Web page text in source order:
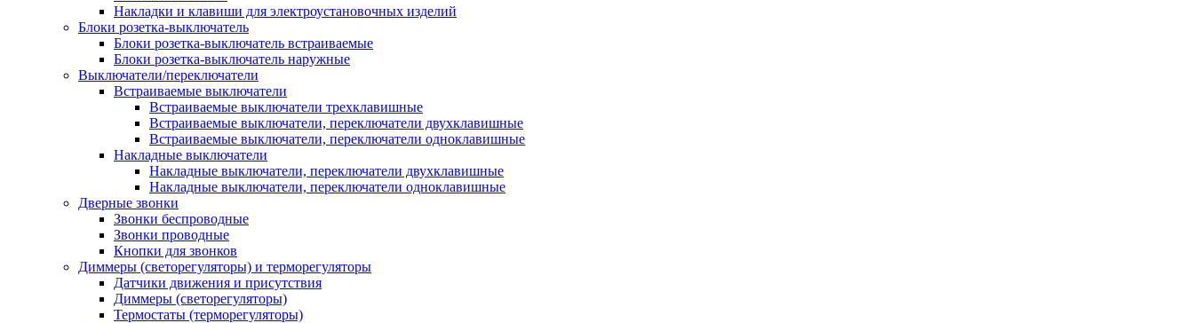
Накладки и клавиши для электроустановочных изделий
Блоки розетка-выключатель
Блоки розетка-выключатель встраиваемые
Блоки розетка-выключатель наружные
Выключатели/переключатели
Встраиваемые выключатели
Встраиваемые выключатели трехклавишные
Встраиваемые выключатели, переключатели двухклавишные
Встраиваемые выключатели, переключатели одноклавишные
Накладные выключатели
Накладные выключатели, переключатели двухклавишные
Накладные выключатели, переключатели одноклавишные
Дверные звонки
Звонки беспроводные
Звонки проводные
Кнопки для звонков
Диммеры (светорегуляторы) и терморегуляторы
Датчики движения и присутствия
Диммеры (светорегуляторы)
Термостаты (терморегуляторы)